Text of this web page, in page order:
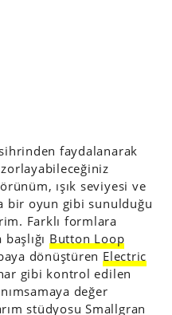
sihrinden faydalanarak
zorlayabileceğiniz
ışık seviyesi ve
bir oyun gibi sunulduğu
Farklı formlara
Button Loop
dönüştüren Electric
gibi kontrol edilen
değer
stüdyosu Smallgran